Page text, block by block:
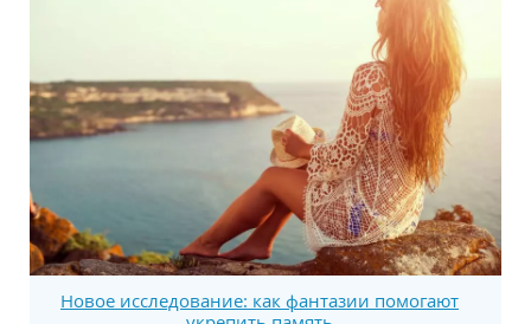
Новое исследование: как фантазии помогают